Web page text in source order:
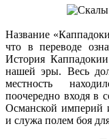
Название
что в переводе
История
нашей эры. Весь
местность
поочередно входя в
Османской империй
и служа полем боя